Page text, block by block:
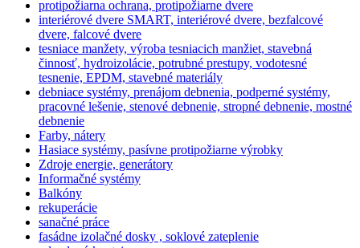
protipožiarna ochrana, protipožiarne dvere
interiérové dvere SMART, interiérové dvere, bezfalcové
dvere, falcové dvere
tesniace manžety, výroba tesniacich manžiet, stavebná
činnosť, hydroizolácie, potrubné prestupy, vodotesné
tesnenie, EPDM, stavebné materiály
debniace systémy, prenájom debnenia, podperné systémy,
pracovné lešenie, stenové debnenie, stropné debnenie, mostné
debnenie
Farby, nátery
Hasiace systémy, pasívne protipožiarne výrobky
Zdroje energie, generátory
Informačné systémy
Balkóny
rekuperácie
sanačné práce
fasádne izolačné dosky , soklové zateplenie